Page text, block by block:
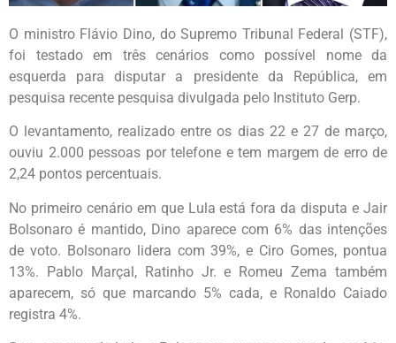
O ministro Flávio Dino, do Supremo Tribunal Federal (STF),
foi testado em três cenários como possível nome da
esquerda para disputar a presidente da República, em
pesquisa recente pesquisa divulgada pelo Instituto Gerp.
O levantamento, realizado entre os dias 22 e 27 de março,
ouviu 2.000 pessoas por telefone e tem margem de erro de
2,24 pontos percentuais.
No primeiro cenário em que Lula está fora da disputa e Jair
Bolsonaro é mantido, Dino aparece com 6% das intenções
de voto. Bolsonaro lidera com 39%, e Ciro Gomes, pontua
13%. Pablo Marçal, Ratinho Jr. e Romeu Zema também
aparecem, só que marcando 5% cada, e Ronaldo Caiado
registra 4%.